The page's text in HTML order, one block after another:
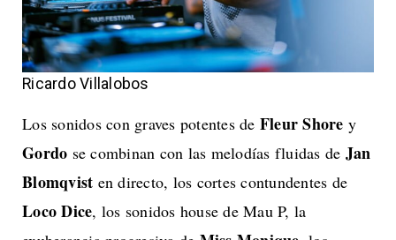
Ricardo Villalobos
Los sonidos con graves potentes de Fleur Shore y
Gordo se combinan con las melodías fluidas de Jan
Blomqvist en directo, los cortes contundentes de
Loco Dice, los sonidos house de Mau P, la